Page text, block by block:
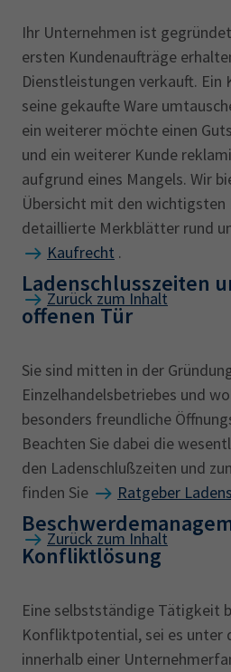
Ihr Unternehmen ist
ersten Kundenaufträge
Dienstleistungen verkauft. Ein
seine gekaufte Ware
ein weiterer möchte einen
und ein weiterer Kunde
aufgrund eines Mangels. Wir
Übersicht mit den
detaillierte Merkblätter rund
Kaufrecht .
Zurück zum Inhalt
Ladenschlusszeiten
offenen Tür
Sie sind mitten in der
Einzelhandelsbetriebes und
besonders freundliche
Beachten Sie dabei die
den Ladenschlußzeiten und
finden Sie
Ratgeber
Zurück zum Inhalt
Konfliktlösung
Eine selbstständige Tätigkeit
Konfliktpotential, sei es unter
innerhalb einer